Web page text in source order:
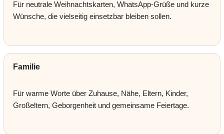
Für neutrale Weihnachtskarten, WhatsApp-Grüße und kurze
Wünsche, die vielseitig einsetzbar bleiben sollen.
Familie
Für warme Worte über Zuhause, Nähe, Eltern, Kinder,
Großeltern, Geborgenheit und gemeinsame Feiertage.